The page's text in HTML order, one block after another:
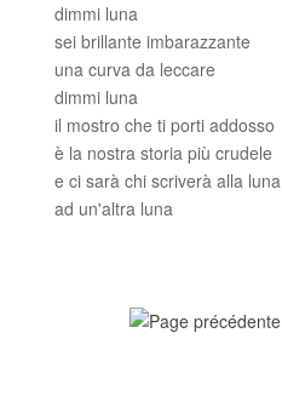
dimmi luna
sei brillante imbarazzante
una curva da leccare
dimmi luna
il mostro che ti porti addosso
è la nostra storia più crudele
e ci sarà chi scriverà alla luna
ad un'altra luna